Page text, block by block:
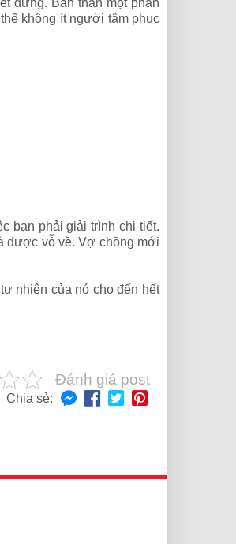
đứng. Bản thân một phần
không ít người tâm phục
bạn phải giải trình chi tiết.
được vỗ về. Vợ chồng mới
nhiên của nó cho đến hết
Đánh giá post
Chia sẻ: